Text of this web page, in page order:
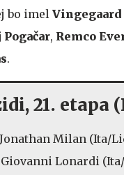
bo imel Vingegaard
Pogačar, Remco
.
21. etapa
Jonathan Milan
Giovanni Lonardi